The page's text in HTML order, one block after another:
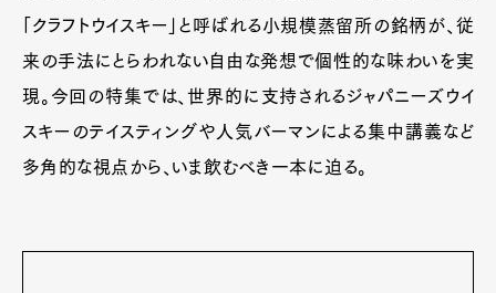
「クラフトウイスキー」と呼ばれる小規模蒸留所の銘柄が、従
来の手法にとらわれない自由な発想で個性的な味わいを実
現。今回の特集では、世界的に支持されるジャパニーズウイ
スキーのテイスティングや人気バーマンによる集中講義など
多角的な視点から、いま飲むべき一本に迫る。